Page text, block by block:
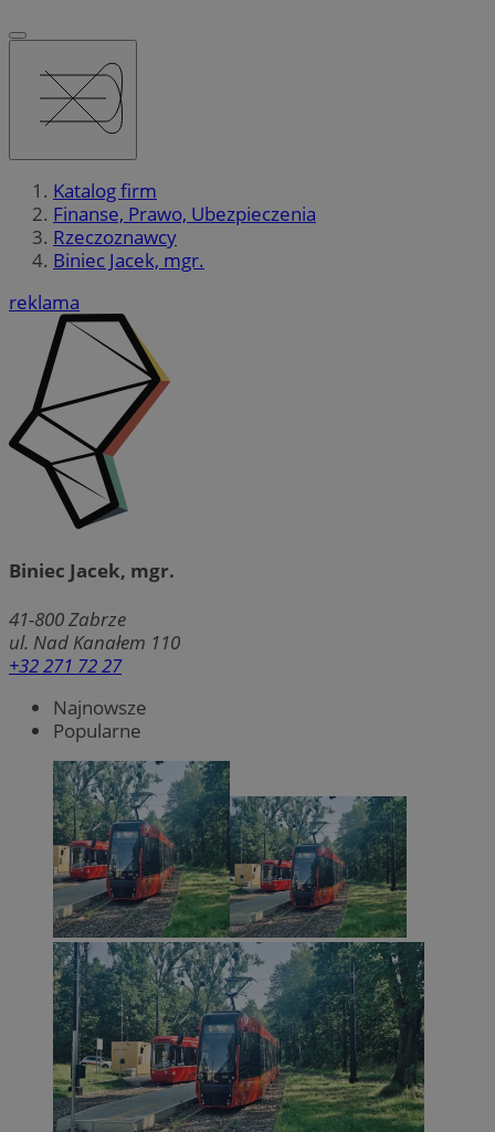
Katalog firm
Finanse, Prawo, Ubezpieczenia
Rzeczoznawcy
Biniec Jacek, mgr.
reklama
Biniec Jacek, mgr.
41-800Zabrze
ul. Nad Kanałem 110
+32 271 72 27
Najnowsze
Popularne